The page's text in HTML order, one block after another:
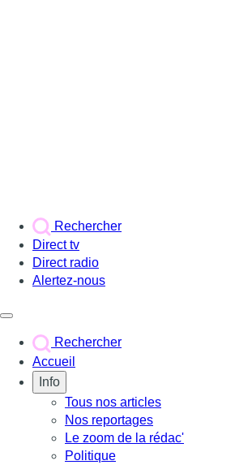
Rechercher
Direct tv
Direct radio
Alertez-nous
Rechercher
Accueil
Info
Tous nos articles
Nos reportages
Le zoom de la rédac'
Politique